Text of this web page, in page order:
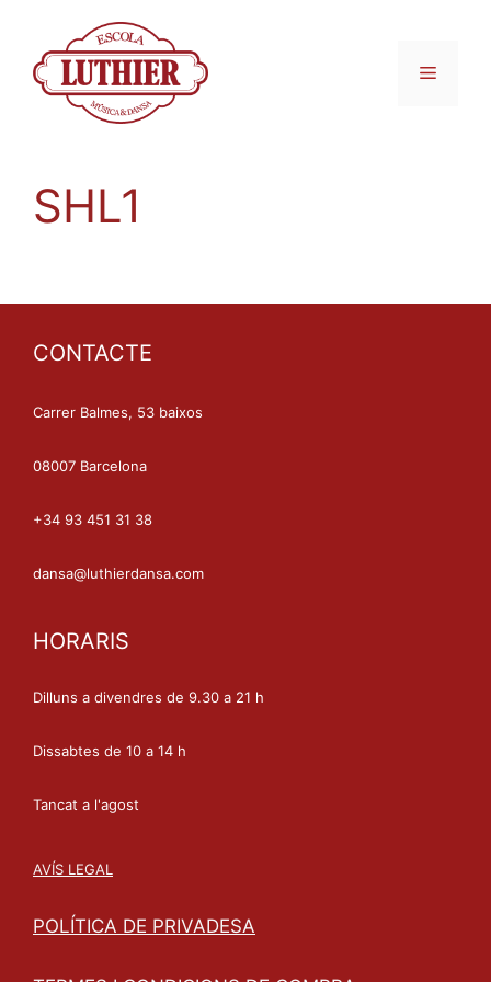
SHL1
CONTACTE
Carrer Balmes, 53 baixos
08007 Barcelona
+34 93 451 31 38
dansa@luthierdansa.com
HORARIS
Dilluns a divendres de 9.30 a 21 h
Dissabtes de 10 a 14 h
Tancat a l'agost
AVÍS LEGAL
POLÍTICA DE PRIVADESA